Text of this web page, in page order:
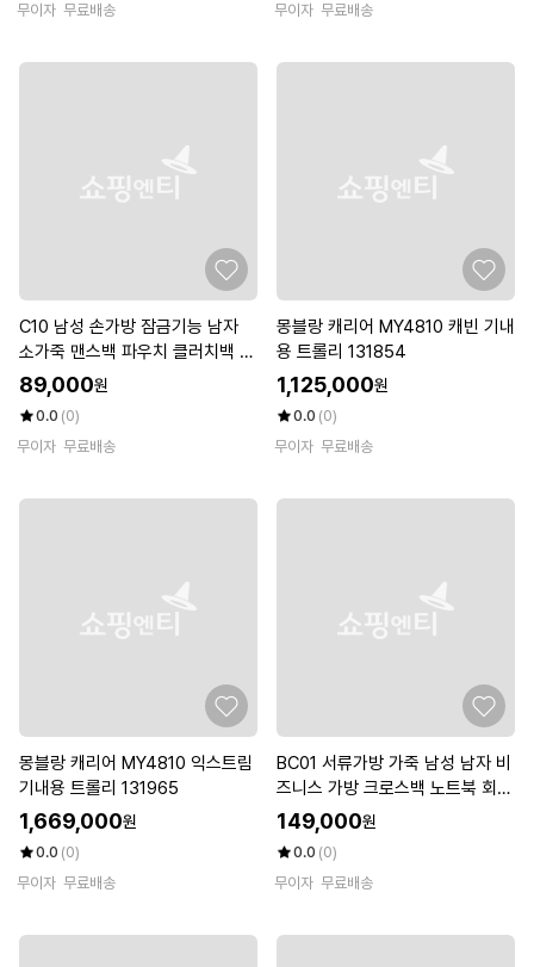
무이자 무료배송
무이자 무료배송
C10 남성 손가방 잠금기능 남자
소가죽 맨스백 파우치 클러치백 s
eptwolves(셉울브스)
89,000원
0.0 (0)
무이자 무료배송
몽블랑 캐리어 MY4810 캐빈 기내
용 트롤리 131854
1,125,000원
0.0 (0)
무이자 무료배송
몽블랑 캐리어 MY4810 익스트림
기내용 트롤리 131965
1,669,000원
0.0 (0)
무이자 무료배송
BC01 서류가방 가죽 남성 남자 비
즈니스 가방 크로스백 노트북 회사
출근 메신저백 브리프케이스 선물
149,000원
0.0 (0)
무이자 무료배송